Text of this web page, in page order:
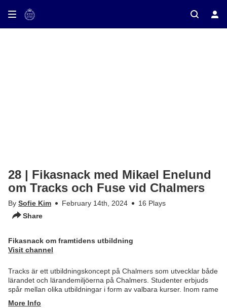
28 | Fikasnack med Mikael Enelund
om Tracks och Fuse vid Chalmers
By Sofie Kim February 14th, 2024
16 Plays
Share
Fikasnack om framtidens utbildning
Visit channel
Tracks är ett utbildningskoncept på Chalmers som utvecklar både
lärandet och lärandemiljöerna på Chalmers. Studenter erbjuds
spår mellan olika utbildningar i form av valbara kurser. Inom rame
More Info